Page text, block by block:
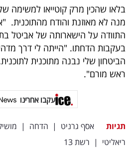
בלאו שהכין מרק קוטייאו למשימה
מנה לא מאוזנת והודח מהתוכנית.
התוודה על הישארותה של אביטל
בעקבות הדחתו. "הייתה לי דרך
הביטחון שלי נבנה מתוכנית
ראש מורם".
עקבו אחרינו
תגיות אסף גרניט | הדחה |
ריאליטי | רשת 13